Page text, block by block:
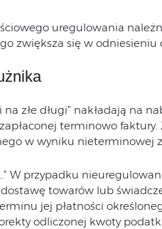
uregulowania
zwiększa się w odniesieniu
na złe długi” nakładają na
terminowo
w wyniku nieterminowej
W przypadku
towarów lub
jej płatności
odliczonej kwoty